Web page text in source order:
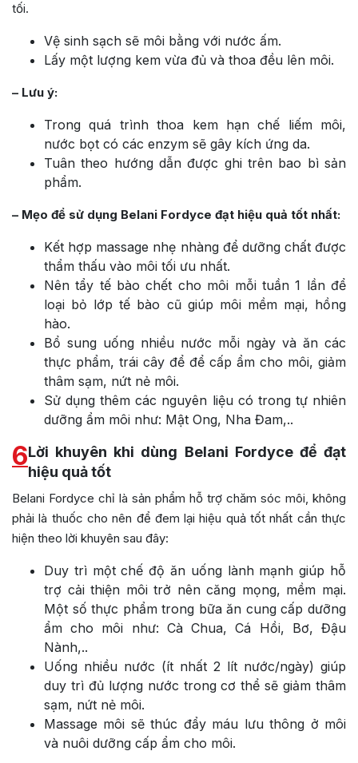
tối.
Vệ sinh sạch sẽ môi bằng với nước ấm.
Lấy một lượng kem vừa đủ và thoa đều lên môi.
– Lưu ý:
Trong quá trình thoa kem hạn chế liếm môi,
nước bọt có các enzym sẽ gây kích ứng da.
Tuân theo hướng dẫn được ghi trên bao bì sản
phẩm.
– Mẹo để sử dụng Belani Fordyce đạt hiệu quả tốt nhất:
Kết hợp massage nhẹ nhàng để dưỡng chất được
thẩm thấu vào môi tối ưu nhất.
Nên tẩy tế bào chết cho môi mỗi tuần 1 lần để
loại bỏ lớp tế bào cũ giúp môi mềm mại, hồng
hào.
Bổ sung uống nhiều nước mỗi ngày và ăn các
thực phẩm, trái cây để để cấp ẩm cho môi, giảm
thâm sạm, nứt nẻ môi.
Sử dụng thêm các nguyên liệu có trong tự nhiên
dưỡng ẩm môi như: Mật Ong, Nha Đam,..
6Lời khuyên khi dùng Belani Fordyce để đạt
hiệu quả tốt
Belani Fordyce chỉ là sản phẩm hỗ trợ chăm sóc môi, không
phải là thuốc cho nên để đem lại hiệu quả tốt nhất cần thực
hiện theo lời khuyên sau đây:
Duy trì một chế độ ăn uống lành mạnh giúp hỗ
trợ cải thiện môi trở nên căng mọng, mềm mại.
Một số thực phẩm trong bữa ăn cung cấp dưỡng
ẩm cho môi như: Cà Chua, Cá Hồi, Bơ, Đậu
Nành,..
Uống nhiều nước (ít nhất 2 lít nước/ngày) giúp
duy trì đủ lượng nước trong cơ thể sẽ giảm thâm
sạm, nứt nẻ môi.
Massage môi sẽ thúc đẩy máu lưu thông ở môi
và nuôi dưỡng cấp ẩm cho môi.